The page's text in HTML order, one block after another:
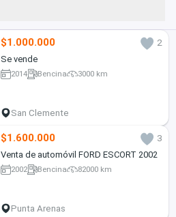
$1.000.000
2
Se vende
2014 Bencina 3000 km
San Clemente
$1.600.000
3
Venta de automóvil FORD ESCORT 2002
2002 Bencina 82000 km
Punta Arenas